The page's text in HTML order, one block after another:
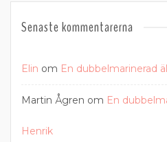
Senaste kommentarerna
Elin om En dubbelmarinerad
Martin Ågren om En
Henrik